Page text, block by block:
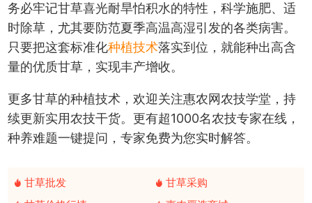
务必牢记甘草喜光耐旱怕积水的特性，科学施肥、适
时除草，尤其要防范夏季高温高湿引发的各类病害。
只要把这套标准化种植技术落实到位，就能种出高含
量的优质甘草，实现丰产增收。
更多甘草的种植技术，欢迎关注惠农网农技学堂，持
续更新实用农技干货。更有超1000名农技专家在线，
种养难题一键提问，专家免费为您实时解答。
甘草批发
甘草采购